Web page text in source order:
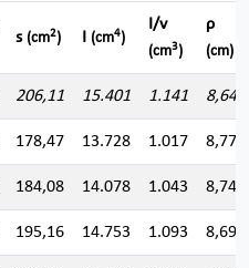
s (cm2) I (cm4)
I/v
(cm3)
ρ
(cm)
206,11 15.401 1.141 8,644
178,47 13.728 1.017 8,770
184,08 14.078 1.043 8,745
195,16 14.753 1.093 8,694